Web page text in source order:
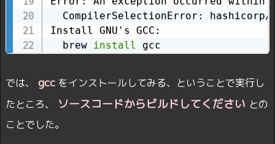
CompilerSelectionError:
Install GNU's GCC:
  brew
install gcc
では、 gcc をインストールしてみる、ということで実行し
たところ、 ソースコードからビルドしてください との
ことでした。